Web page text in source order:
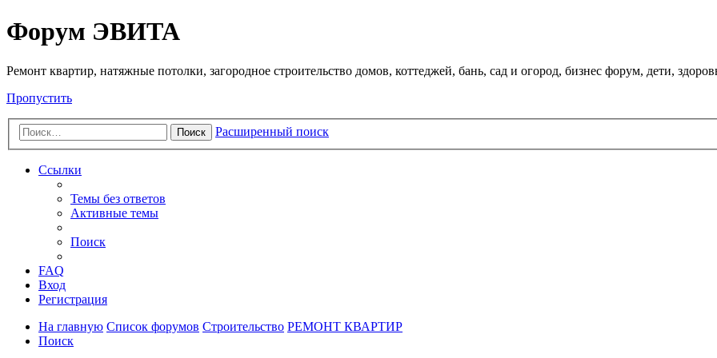
Регистрация
Форум ЭВИТА
Ремонт квартир, натяжные потолки, загородное строительство домов, коттеджей, бань, сад и огород, бизнес форум, дети,
Пропустить
Поиск Расширенный поиск
Ссылки
Темы без ответов
Активные темы
Поиск
FAQ
Вход
Регистрация
На главную Список форумов Строительство РЕМОНТ КВАРТИР
Поиск